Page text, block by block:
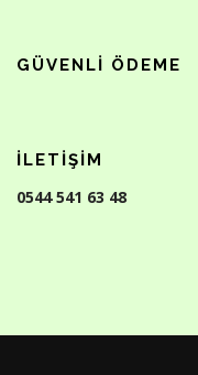
GÜVENLI ÖDEME
İLETIŞIM
0544 541 63 48